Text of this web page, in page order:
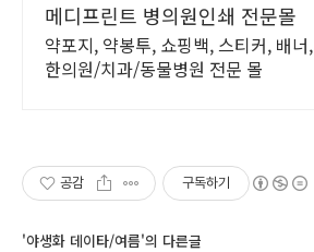
메디프린트 병의원인쇄 전문몰
약포지, 약봉투, 쇼핑백, 스티커, 배너,
한의원/치과/동물병원 전문 몰
공감 구독하기
'야생화 데이타/여름'의 다른글